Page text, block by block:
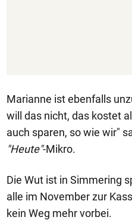
Marianne ist ebenfalls
will das nicht, das kostet
auch sparen, so wie wir"
"Heute"-Mikro.
Die Wut ist in Simmering
alle im November zur
kein Weg mehr vorbei.